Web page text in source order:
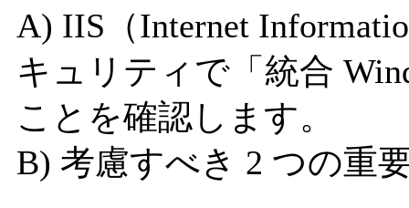
A) IIS（Internet
キュリティで「統合
ことを確認します。
B) 考慮すべき 2 つの重